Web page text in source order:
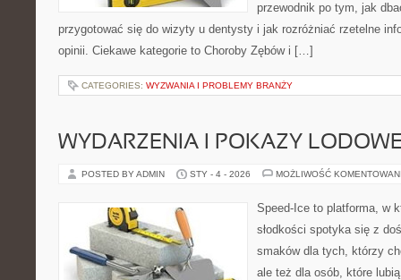
przewodnik po tym, jak
przygotować się do wizyty u dentysty i jak rozróżniać rzetelne
opinii. Ciekawe kategorie to Choroby Zębów i […]
CATEGORIES: WYZWANIA I PROBLEMY BRANŻY
WYDARZENIA I POKAZY
POSTED BY ADMIN STY - 4 - 2026 MOŻLIWOŚĆ
Speed-Ice to platforma, w
słodkości spotyka się z
smaków dla tych, którzy
ale też dla osób, które